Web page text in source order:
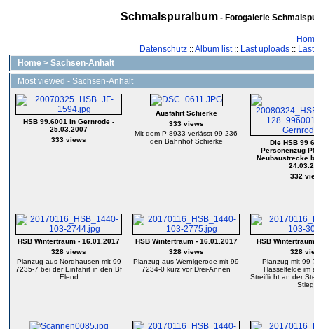
Schmalspuralbum- Fotogalerie
Datenschutz::Album list:: Last uploads::
Home > Sachsen-Anhalt
Most viewed - Sachsen-Anhalt
HSB 99.6001 in Gernrode -
25.03.2007
333 views
Ausfahrt Schierke
333 views
Mit dem P 8933 verlässt 99 236
den Bahnhof Schierke
Die HSB 99
Personenzug
Neubaustrecke
332
HSB Wintertraum - 16.01.2017
328 views
Planzug aus Nordhausen mit 99
7235-7 bei der Einfahrt in den Bf
Elend
HSB Wintertraum - 16.01.2017
328 views
Planzug aus Wernigerode mit 99
7234-0 kurz vor Drei-Annen
HSB
328
Planzug mit 99
Hasselfelde im
Streiflicht an der